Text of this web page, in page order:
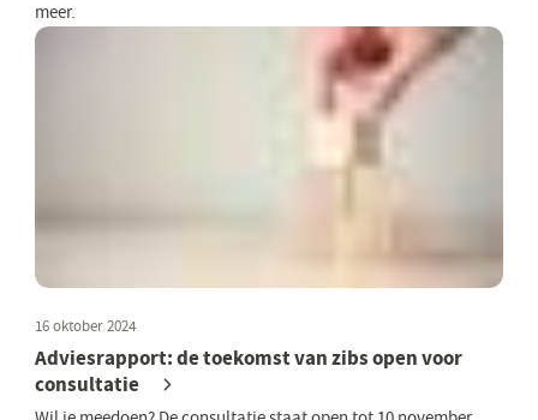
meer.
16 oktober 2024
Adviesrapport: de toekomst van zibs open voor
consultatie